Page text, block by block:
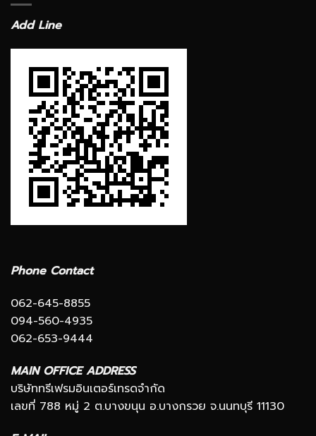
Add Line
Phone Contact
062-645-8855
094-560-4935
062-653-9444
MAIN OFFICE ADDRESS
บริษัททรีเฟรมอินเตอร์เทรดจำกัด
เลขที่ 788 หมู่ 2 ต.บางขนุน อ.บางกรวย จ.นนทบุรี 11130